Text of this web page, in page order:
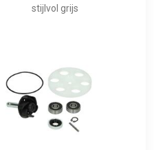
stijlvol grijs